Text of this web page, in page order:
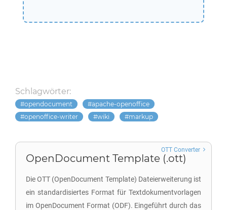
Schlagwörter:
opendocument
apache-openoffice
openoffice-writer
wiki markup
OpenDocument Template (.ott)
Die OTT (OpenDocument Template) Dateierweiterung ist
ein standardisiertes Format für Textdokumentvorlagen
im OpenDocument Format (ODF). Eingeführt durch das
OTT Converter